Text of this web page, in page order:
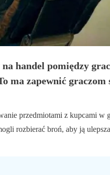
handel pomiędzy
zapewnić graczom
przedmiotami z kupcami
rozbierać broń, aby ją